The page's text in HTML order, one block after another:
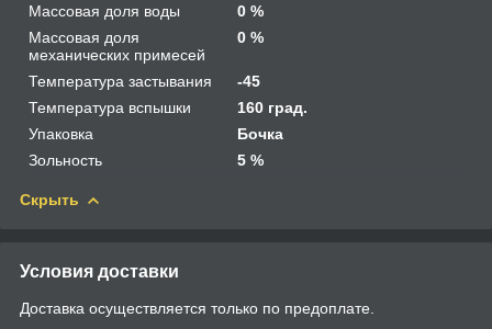
Массовая доля воды
0 %
Массовая доля
механических примесей
0 %
Температура застывания
-45
Температура вспышки
160 град.
Упаковка
Бочка
Зольность
5 %
Скрыть
Условия доставки
Доставка осуществляется только по предоплате.